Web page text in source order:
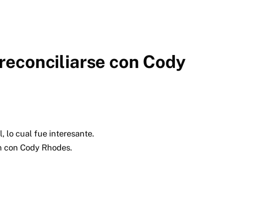
con Cody
lo cual fue interesante.
Cody Rhodes.